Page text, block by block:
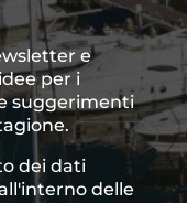
e
per i
suggerimenti
dei dati
delle